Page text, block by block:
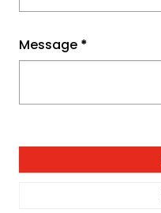
Message *